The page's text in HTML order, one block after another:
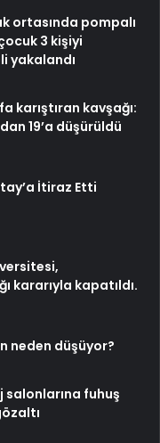
ortasında pompalı
3 kişiyi
yakalandı
karıştıran kavşağı:
19’a düşürüldü
İtiraz Etti
kararıyla kapatıldı.
neden düşüyor?
salonlarına fuhuş